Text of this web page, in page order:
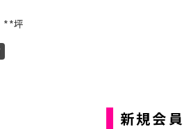
**坪
新規会